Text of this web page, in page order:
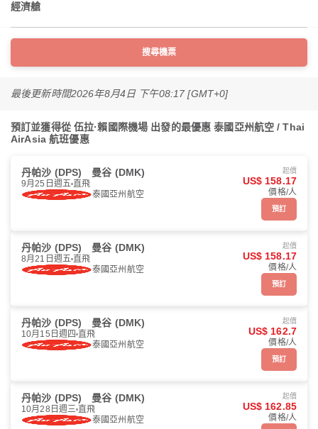
經濟艙
搜尋機票
最後更新時間2026年8月4日 下午08:17 [GMT+0]
預訂並獲得從 伍拉·賴國際機場 出發的最優惠 泰國亞州航空 / Thai
AirAsia 航班優惠
丹帕沙 (DPS) 曼谷 (DMK)
9月25日週五 直飛
泰國亞州航空
起價
US$ 158.17
價格/人
預訂
丹帕沙 (DPS) 曼谷 (DMK)
8月21日週五 直飛
泰國亞州航空
起價
US$ 158.17
價格/人
預訂
丹帕沙 (DPS) 曼谷 (DMK)
10月15日週四 直飛
泰國亞州航空
起價
US$ 162.7
價格/人
預訂
丹帕沙 (DPS) 曼谷 (DMK)
10月28日週三 直飛
泰國亞州航空
起價
US$ 162.85
價格/人